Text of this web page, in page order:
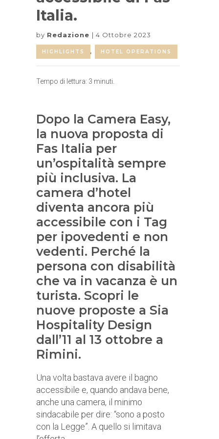
Italia.
by Redazione 4 Ottobre 2023
HIGHLIGHTS , HOTEL OPERATIONS
Tempo di lettura: 3 minuti.
Dopo la Camera Easy,
la nuova proposta di
Fas Italia per
un’ospitalità sempre
più inclusiva. La
camera d’hotel
diventa ancora più
accessibile con i Tag
per ipovedenti e non
vedenti. Perché la
persona con disabilità
che va in vacanza è un
turista. Scopri le
nuove proposte a Sia
Hospitality Design
dall’11 al 13 ottobre a
Rimini.
Una volta bastava avere il bagno
accessibile e, quando andava bene,
anche una camera, il minimo
sindacabile per dire: “sono a posto
con la Legge”. A quello si limitava